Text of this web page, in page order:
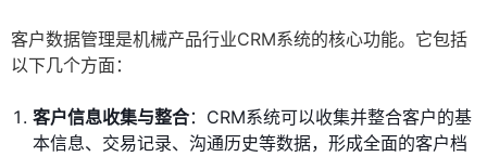
客户数据管理是机械产品行业CRM系统的核心功能。它包括
以下几个方面：
客户信息收集与整合：CRM系统可以收集并整合客户的基
本信息、交易记录、沟通历史等数据，形成全面的客户档